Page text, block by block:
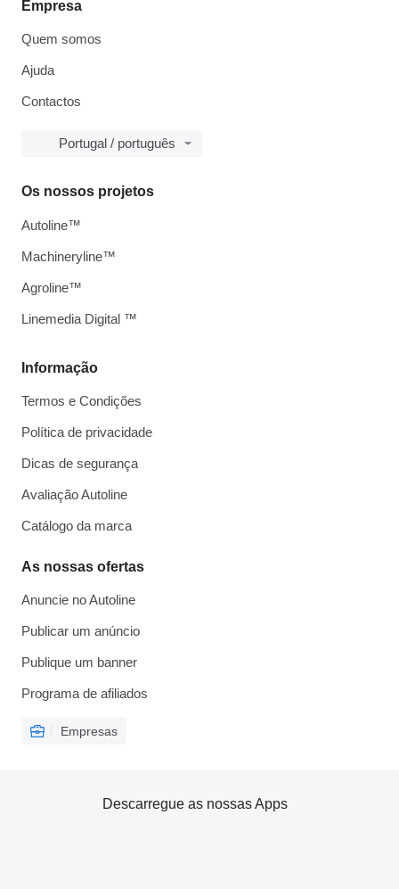
Empresa
Quem somos
Ajuda
Contactos
Portugal / português
Informação
Termos e Condições
Política de privacidade
Dicas de segurança
Avaliação Autoline
Catálogo da marca
As nossas ofertas
Anuncie no Autoline
Publicar um anúncio
Publique um banner
Programa de afiliados
Empresas
Os nossos projetos
Autoline™
Machineryline™
Agroline™
Linemedia Digital ™
Descarregue as nossas Apps